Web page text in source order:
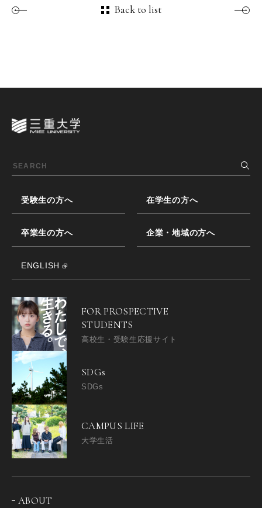
Back to list
受験生の方へ 在学生の方へ
卒業生の方へ 企業・地域の方へ
ENGLISH
FOR PROSPECTIVE
STUDENTS
高校生・受験生応援サイト
SDGs
SDGs
CAMPUS LIFE
大学生活
ABOUT